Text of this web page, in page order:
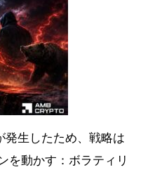
生したため、戦略は
を動かす：ボラティリ